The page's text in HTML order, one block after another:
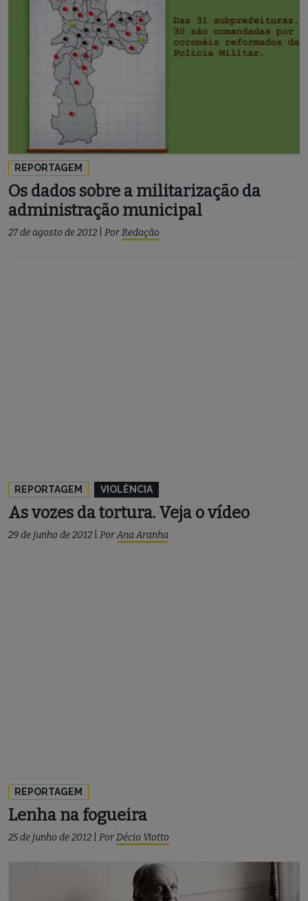
REPORTAGEM
Os dados sobre a militarização da
administração municipal
27 de agosto de 2012 PorRedação
REPORTAGEM VIOLÊNCIA
As vozes da tortura. Veja o vídeo
29 de junho de 2012 PorAna Aranha
REPORTAGEM
Lenha na fogueira
25 de junho de 2012 PorDécio Viotto